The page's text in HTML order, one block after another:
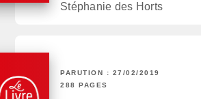
Stéphanie des Horts
PARUTION : 27/02/2019
288 PAGES